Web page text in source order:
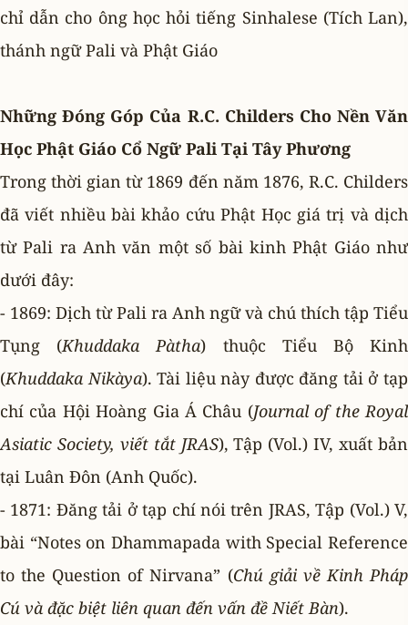
chỉ dẫn cho ông học hỏi tiếng Sinhalese (Tích Lan),
thánh ngữ Pali và Phật Giáo
Những Ðóng Góp Của R.C. Childers Cho Nền Văn
Học Phật Giáo Cổ Ngữ Pali Tại Tây Phương
Trong thời gian từ 1869 đến năm 1876, R.C. Childers
đã viết nhiều bài khảo cứu Phật Học giá trị và dịch
từ Pali ra Anh văn một số bài kinh Phật Giáo như
dưới đây:
- 1869: Dịch từ Pali ra Anh ngữ và chú thích tập Tiểu
Tụng (Khuddaka Pàtha) thuộc Tiểu Bộ Kinh
(Khuddaka Nikàya). Tài liệu này được đăng tải ở tạp
chí của Hội Hoàng Gia Á Châu (Journal of the Royal
Asiatic Society, viết tắt JRAS), Tập (Vol.) IV, xuất bản
tại Luân Ðôn (Anh Quốc).
- 1871: Ðăng tải ở tạp chí nói trên JRAS, Tập (Vol.) V,
bài “Notes on Dhammapada with Special Reference
to the Question of Nirvana” (Chú giải về Kinh Pháp
Cú và đặc biệt liên quan đến vấn đề Niết Bàn).